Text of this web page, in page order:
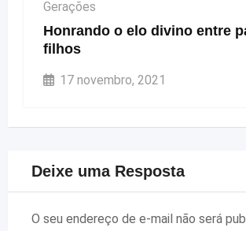
Gerações
Honrando o elo divino entre
filhos
17 novembro, 2021
Deixe uma Resposta
O seu endereço de e-mail não será